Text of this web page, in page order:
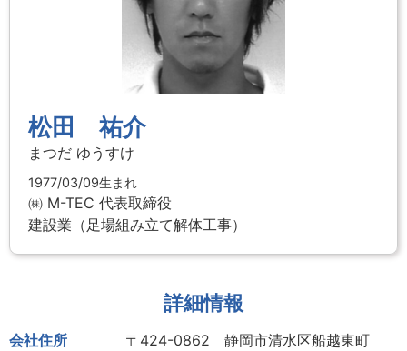
松田 祐介
まつだ ゆうすけ
1977/03/09生まれ
㈱ M-TEC 代表取締役
建設業（足場組み立て解体工事）
詳細情報
会社住所
〒424-0862 静岡市清水区船越東町